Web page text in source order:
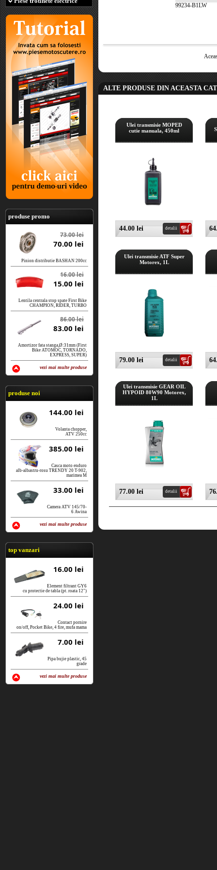
produse promo
73.00 lei
70.00 lei
Pinion distributie BASHAN 200cc
16.00 lei
15.00 lei
Lentila centrala stop spate First Bike
CHAMPION, RIDER, TURBO
86.00 lei
83.00 lei
Amortizor fata stanga,Ø:31mm (First
Bike ATOMOC, TORNADO,
EXPRESS, SUPER)
vezi mai multe produse
vezi produse
produse noi
144.00 lei
Volanta chopper,
ATV 250cc
385.00 lei
Casca moto enduro
alb-albastru-rosu TRENDY 20 T-902,
marimea M
33.00 lei
Camera ATV 145/70-
6 Awina
vezi mai multe produse
vezi produse
top vanzari
16.00 lei
Element filtrant GY6
cu protectie de tabla (pt. roata 12")
24.00 lei
Contact pornire
on/off, Pocket Bike, 4 fire, mufa mama
7.00 lei
Pipa bujie plastic, 45
grade
vezi mai multe produse
vezi produse
99234-B1LW
ALTE PRODUSE DIN ACEASTA
Ulei transmisie MOPED
cutie manuala, 450ml
44.00 lei detalii
Ulei transmisie ATF Super
Motorex, 1L
79.00 lei detalii
Ulei transmisie GEAR OIL
HYPOID 80W90 Motorex,
1L
77.00 lei detalii